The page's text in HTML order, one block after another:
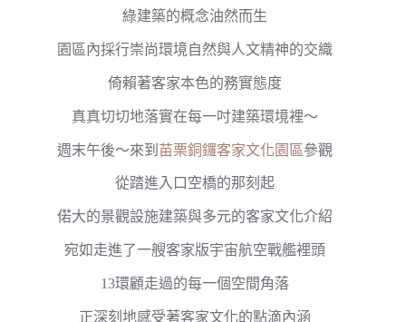
綠建築的概念油然而生
園區內採行崇尚環境自然與人文精神的交織
倚賴著客家本色的務實態度
真真切切地落實在每一吋建築環境裡～
週末午後～來到 苗栗銅鑼客家文化園區參觀
從踏進入口空橋的那刻起
偌大的景觀設施建築與多元的客家文化介紹
宛如走進了一艘客家版宇宙航空戰艦裡頭
13環顧走過的每一個空間角落
正深刻地感受著客家文化的點滴內涵